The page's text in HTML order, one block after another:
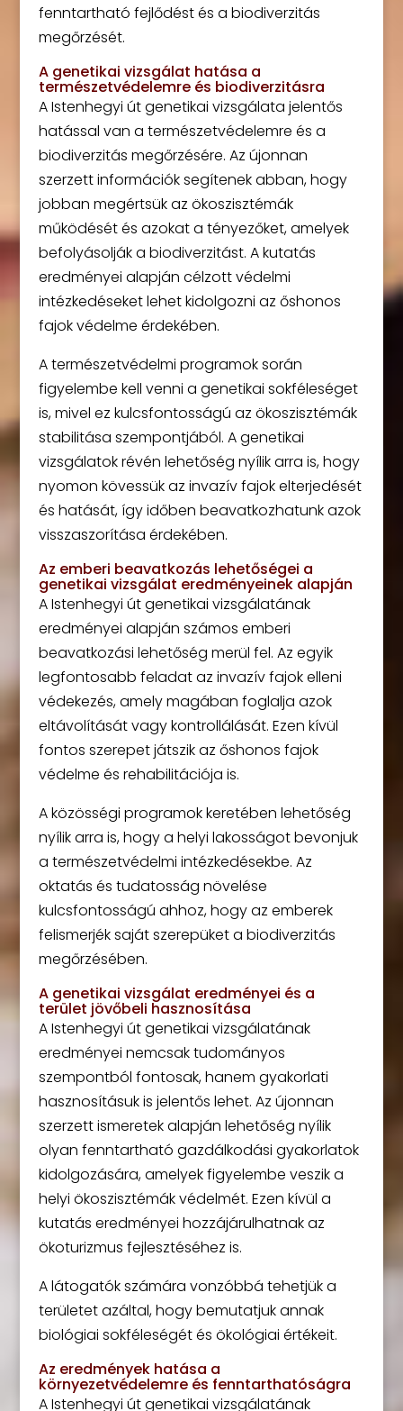
fenntartható fejlődést és a biodiverzitás
megőrzését.
A genetikai vizsgálat hatása a
természetvédelemre és biodiverzitásra
A Istenhegyi út genetikai vizsgálata jelentős
hatással van a természetvédelemre és a
biodiverzitás megőrzésére. Az újonnan
szerzett információk segítenek abban, hogy
jobban megértsük az ökoszisztémák
működését és azokat a tényezőket, amelyek
befolyásolják a biodiverzitást. A kutatás
eredményei alapján célzott védelmi
intézkedéseket lehet kidolgozni az őshonos
fajok védelme érdekében.
A természetvédelmi programok során
figyelembe kell venni a genetikai sokféleséget
is, mivel ez kulcsfontosságú az ökoszisztémák
stabilitása szempontjából. A genetikai
vizsgálatok révén lehetőség nyílik arra is, hogy
nyomon kövessük az invazív fajok elterjedését
és hatását, így időben beavatkozhatunk azok
visszaszorítása érdekében.
Az emberi beavatkozás lehetőségei a
genetikai vizsgálat eredményeinek alapján
A Istenhegyi út genetikai vizsgálatának
eredményei alapján számos emberi
beavatkozási lehetőség merül fel. Az egyik
legfontosabb feladat az invazív fajok elleni
védekezés, amely magában foglalja azok
eltávolítását vagy kontrollálását. Ezen kívül
fontos szerepet játszik az őshonos fajok
védelme és rehabilitációja is.
A közösségi programok keretében lehetőség
nyílik arra is, hogy a helyi lakosságot bevonjuk
a természetvédelmi intézkedésekbe. Az
oktatás és tudatosság növelése
kulcsfontosságú ahhoz, hogy az emberek
felismerjék saját szerepüket a biodiverzitás
megőrzésében.
A genetikai vizsgálat eredményei és a
terület jövőbeli hasznosítása
A Istenhegyi út genetikai vizsgálatának
eredményei nemcsak tudományos
szempontból fontosak, hanem gyakorlati
hasznosításuk is jelentős lehet. Az újonnan
szerzett ismeretek alapján lehetőség nyílik
olyan fenntartható gazdálkodási gyakorlatok
kidolgozására, amelyek figyelembe veszik a
helyi ökoszisztémák védelmét. Ezen kívül a
kutatás eredményei hozzájárulhatnak az
ökoturizmus fejlesztéséhez is.
A látogatók számára vonzóbbá tehetjük a
területet azáltal, hogy bemutatjuk annak
biológiai sokféleségét és ökológiai értékeit.
Az eredmények hatása a
környezetvédelemre és fenntarthatóságra
A Istenhegyi út genetikai vizsgálatának